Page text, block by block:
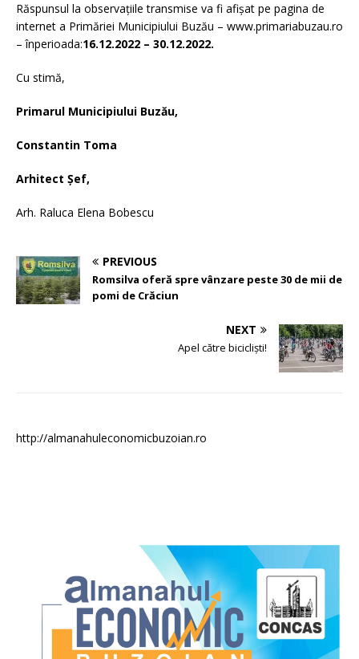
Răspunsul la observaţiile transmise va fi afişat pe pagina de
internet a Primăriei Municipiului Buzău – www.primariabuzau.ro
– înperioada:16.12.2022 – 30.12.2022.
Cu stimă,
Primarul Municipiului Buzău,
Constantin Toma
Arhitect Șef,
Arh. Raluca Elena Bobescu
PREVIOUS
Romsilva oferă spre vânzare peste 30 de mii de
pomi de Crăciun
NEXT
Apel către bicicliști!
http://almanahuleconomicbuzoian.ro